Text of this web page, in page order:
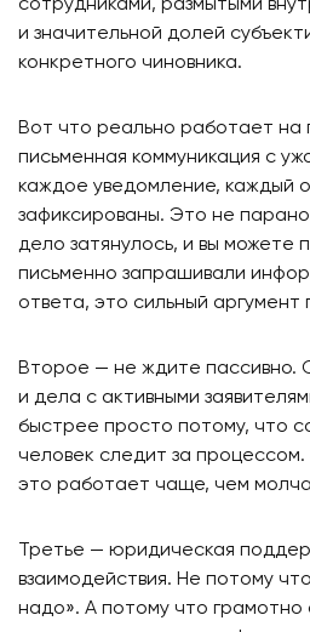
сотрудниками, размытыми
и значительной долей
конкретного чиновника.
Вот что реально работает на
письменная коммуникация с
каждое уведомление, каждый
зафиксированы. Это не
дело затянулось, и вы можете
письменно запрашивали
ответа, это сильный аргумент
Второе — не ждите пассивно.
и дела с активными
быстрее просто потому, что
человек следит за
это работает чаще, чем
Третье — юридическая
взаимодействия. Не потому
надо». А потому что грамотно